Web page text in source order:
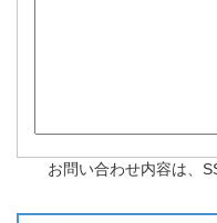
お問い合わせ内容は、